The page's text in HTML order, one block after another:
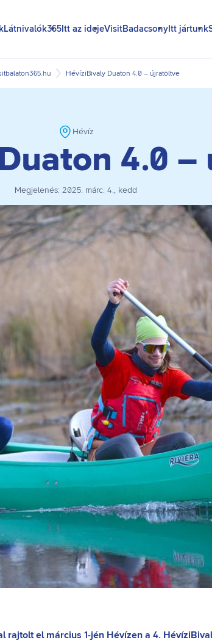
Látnivalók365Itt az idejeVisitBadacsonyItt jártunk
HévíziBivaly Duaton 4.0 – újratöltve
Hévíz
4.0
Megjelenés: 2025. márc. 4., kedd
el március 1-jén Hévízen a 4.